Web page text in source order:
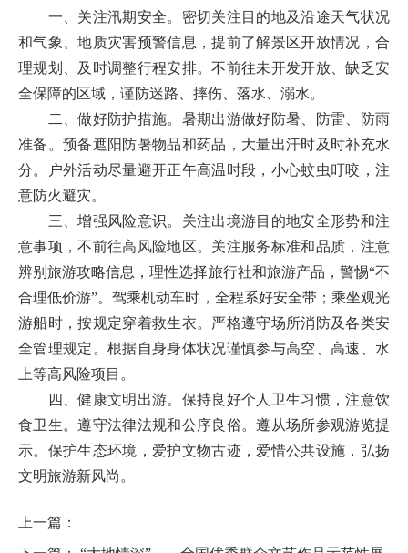
一、关注汛期安全。密切关注目的地及沿途天气状况
和气象、地质灾害预警信息，提前了解景区开放情况，合
理规划、及时调整行程安排。不前往未开发开放、缺乏安
全保障的区域，谨防迷路、摔伤、落水、溺水。
二、做好防护措施。暑期出游做好防暑、防雷、防雨
准备。预备遮阳防暑物品和药品，大量出汗时及时补充水
分。户外活动尽量避开正午高温时段，小心蚊虫叮咬，注
意防火避灾。
三、增强风险意识。关注出境游目的地安全形势和注
意事项，不前往高风险地区。关注服务标准和品质，注意
辨别旅游攻略信息，理性选择旅行社和旅游产品，警惕“不
合理低价游”。驾乘机动车时，全程系好安全带；乘坐观光
游船时，按规定穿着救生衣。严格遵守场所消防及各类安
全管理规定。根据自身身体状况谨慎参与高空、高速、水
上等高风险项目。
四、健康文明出游。保持良好个人卫生习惯，注意饮
食卫生。遵守法律法规和公序良俗。遵从场所参观游览提
示。保护生态环境，爱护文物古迹，爱惜公共设施，弘扬
文明旅游新风尚。
上一篇：